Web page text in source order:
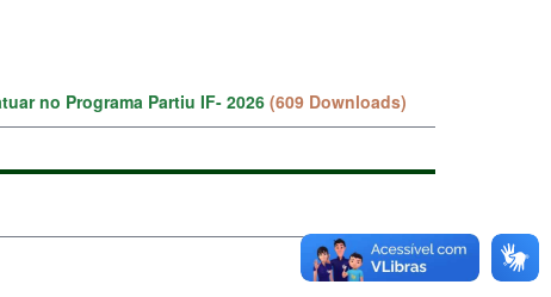
no Programa Partiu IF- 2026 (609 Downloads)